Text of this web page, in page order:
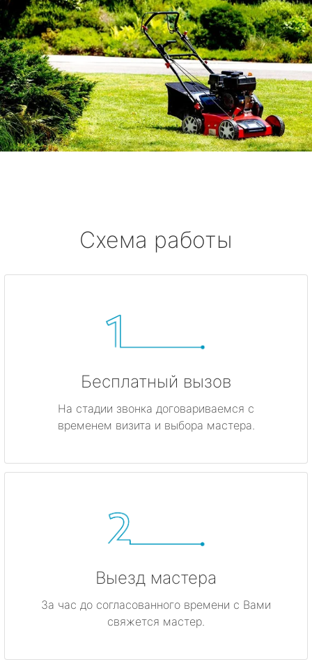
Усть-Ижора
Саперный
Петро-Славянка
Тярлево
Смолячково
Высоцк
Гатчина
Кириши
Схема работы
Бесплатный вызов
На стадии звонка договариваемся с
временем визита и выбора мастера.
Выезд мастера
За час до согласованного времени с Вами
свяжется мастер.